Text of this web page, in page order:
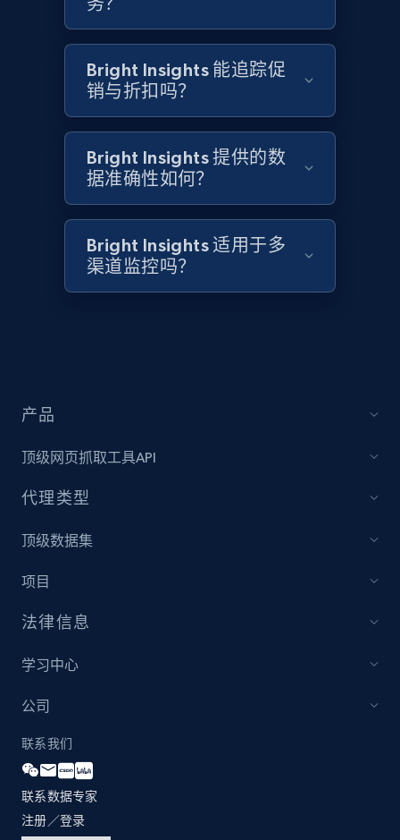
Bright Insights 能追踪促
销与折扣吗？
Bright Insights 提供的数
据准确性如何？
Bright Insights 适用于多
渠道监控吗？
产品
顶级网页抓取工具API
代理类型
顶级数据集
项目
法律信息
学习中心
公司
联系我们
联系数据专家
注册／登录